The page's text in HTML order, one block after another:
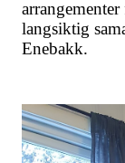
langsiktig
Enebakk.